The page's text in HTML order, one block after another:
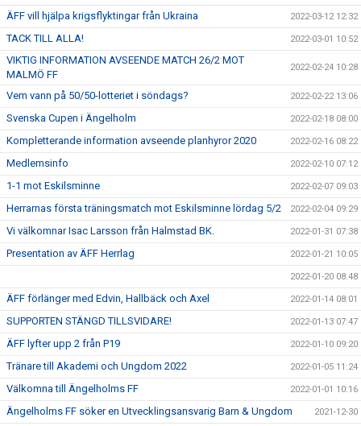
ÄFF vill hjälpa krigsflyktingar från Ukraina 2022-03-12 12:32
TACK TILL ALLA! 2022-03-01 10:52
VIKTIG INFORMATION AVSEENDE MATCH 26/2 MOT
MALMÖ FF
2022-02-24 10:28
Vem vann på 50/50-lotteriet i söndags? 2022-02-22 13:06
Svenska Cupen i Ängelholm 2022-02-18 08:00
Kompletterande information avseende planhyror 2020 2022-02-16 08:22
Medlemsinfo 2022-02-10 07:12
1-1 mot Eskilsminne 2022-02-07 09:03
Herrarnas första träningsmatch mot Eskilsminne lördag 5/2 2022-02-04 09:29
Vi välkomnar Isac Larsson från Halmstad BK. 2022-01-31 07:38
Presentation av ÄFF Herrlag 2022-01-21 10:05
2022-01-20 08:48
ÄFF förlänger med Edvin, Hallbäck och Axel 2022-01-14 08:01
SUPPORTEN STÄNGD TILLSVIDARE! 2022-01-13 07:47
ÄFF lyfter upp 2 från P19 2022-01-10 09:20
Tränare till Akademi och Ungdom 2022 2022-01-05 11:24
Välkomna till Ängelholms FF 2022-01-01 10:16
Ängelholms FF söker en Utvecklingsansvarig Barn & Ungdom 2021-12-30